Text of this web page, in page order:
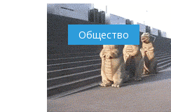
Общество